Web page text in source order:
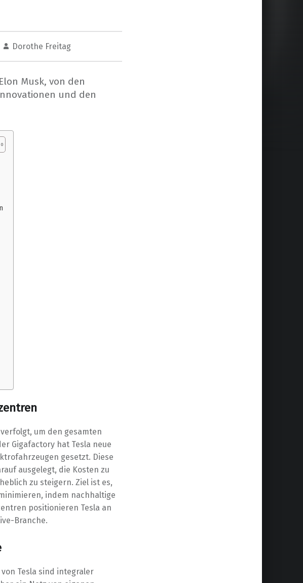
Dorothe Freitag
Musk, von den
und den
um den gesamten
Gigafactory hat Tesla neue
gesetzt. Diese
ausgelegt, die Kosten zu
zu steigern. Ziel ist es,
indem nachhaltige
positionieren Tesla an
Branche.
Tesla sind integraler